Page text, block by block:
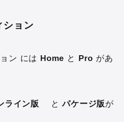
ョン
ン には Home と Pro があ
ライン版 とパケージ版が